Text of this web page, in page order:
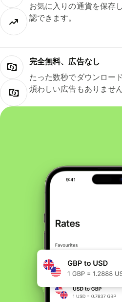
お気に入りの通貨を保存
認できます。
完全無料、広告なし
たった数秒でダウンロー
煩わしい広告もありません